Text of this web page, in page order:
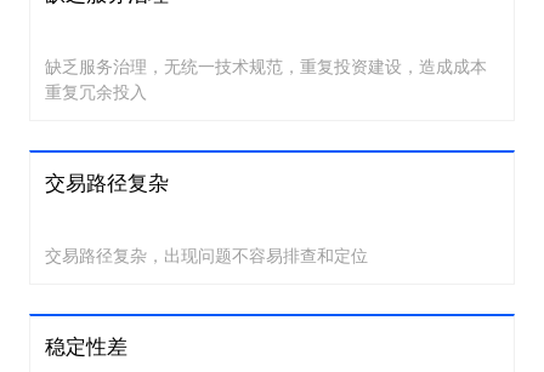
缺乏服务治理，无统一技术规范，重复投资建设，造成成本
重复冗余投入
交易路径复杂
交易路径复杂，出现问题不容易排查和定位
稳定性差